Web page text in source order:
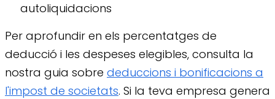
autoliquidacions
Per aprofundir en els percentatges de
deducció i les despeses elegibles, consulta la
nostra guia sobre deduccions i bonificacions a
l'impost de societats. Si la teva empresa genera